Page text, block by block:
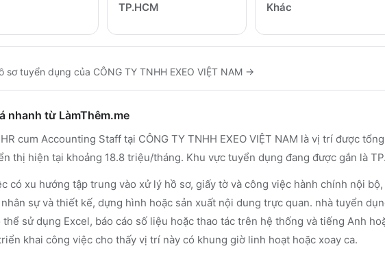
TP.HCM Khác
sơ tuyển dụng của CÔNG TY TNHH EXEO VIỆT NAM →
nhanh từ LàmThêm.me
cum Accounting Staff tại CÔNG TY TNHH EXEO VIỆT NAM là vị trí được
thị hiện tại khoảng 18.8 triệu/tháng. Khu vực tuyển dụng đang được gắn là
có xu hướng tập trung vào xử lý hồ sơ, giấy tờ và công việc hành chính nội
sự và thiết kế, dựng hình hoặc sản xuất nội dung trực quan. nhà tuyển
thể sử dụng Excel, báo cáo số liệu hoặc thao tác trên hệ thống và tiếng Anh
khai công việc cho thấy vị trí này có khung giờ linh hoạt hoặc xoay ca.